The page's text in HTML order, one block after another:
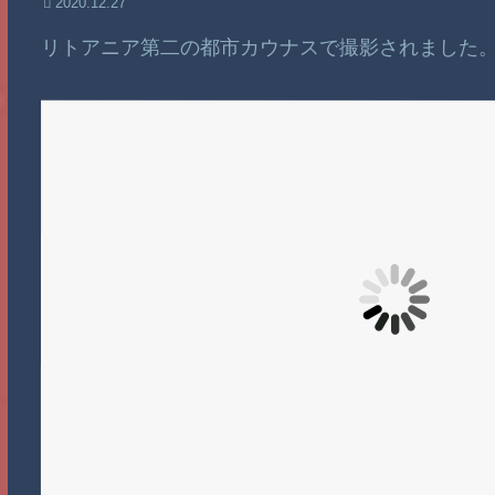
リトアニア第二の都市カウナスで撮影されました